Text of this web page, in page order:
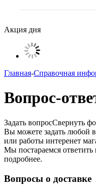
Акция дня
Главная-Справочная
Вопрос-
Задать вопросСвернуть
Вы можете задать любой
или работы интеренет
Мы постараемся
подробнее.
Вопросы о доставке